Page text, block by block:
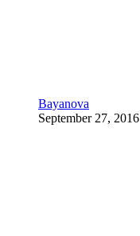
Bayanova
September 27, 2016